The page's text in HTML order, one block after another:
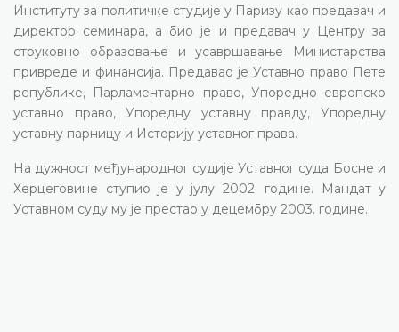
Институту за политичке студије у Паризу као предавач и
директор семинара, а био је и предавач у Центру за
струковно образовање и усавршавање Министарства
привреде и финансија. Предавао је Уставно право Пете
републике, Парламентарно право, Упоредно европско
уставно право, Упоредну уставну правду, Упоредну
уставну парницу и Историју уставног права.
На дужност међународног судије Уставног суда Босне и
Херцеговине ступио је у јулу 2002. године. Мандат у
Уставном суду му је престао у децембру 2003. године.